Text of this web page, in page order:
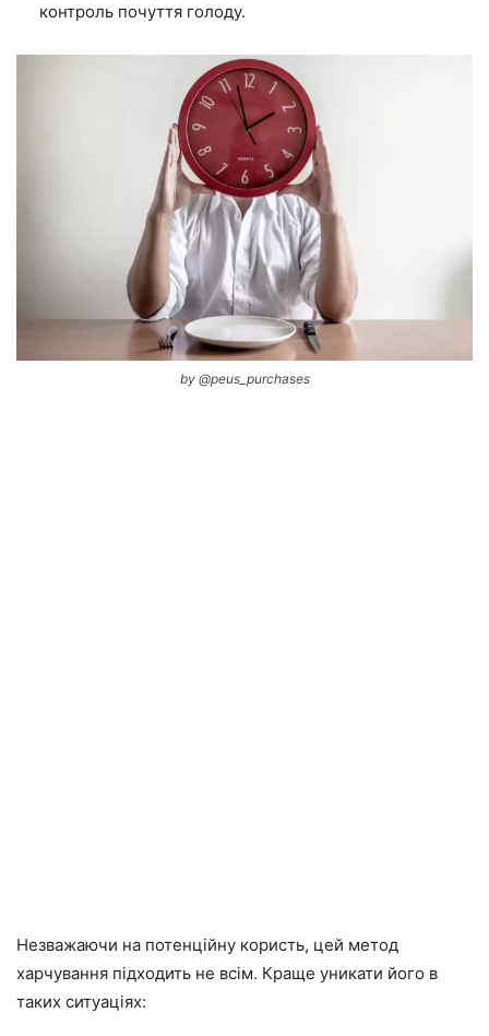
контроль почуття голоду.
by @peus_purchases
Незважаючи на потенційну користь, цей метод
харчування підходить не всім. Краще уникати його в
таких ситуаціях: